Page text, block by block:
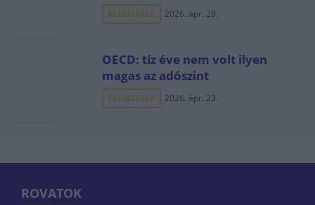
ELEMZÉSEK 2026. ápr. 28.
OECD: tíz éve nem volt ilyen
magas az adószint
ELEMZÉSEK 2026. ápr. 23.
ROVATOK